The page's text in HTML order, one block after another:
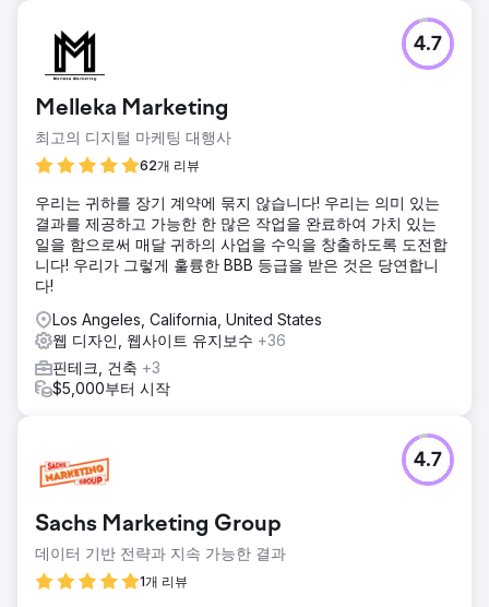
Melleka Marketing
최고의 디지털 마케팅 대행사
62개 리뷰
4.7
우리는 귀하를 장기 계약에 묶지 않습니다! 우리는 의미 있는
결과를 제공하고 가능한 한 많은 작업을 완료하여 가치 있는
일을 함으로써 매달 귀하의 사업을 수익을 창출하도록 도전합
니다! 우리가 그렇게 훌륭한 BBB 등급을 받은 것은 당연합니
다!
Los Angeles, California, United States
웹 디자인, 웹사이트 유지보수 +36
핀테크, 건축 +3
$5,000부터 시작
Sachs Marketing Group
데이터 기반 전략과 지속 가능한 결과
1개 리뷰
4.7